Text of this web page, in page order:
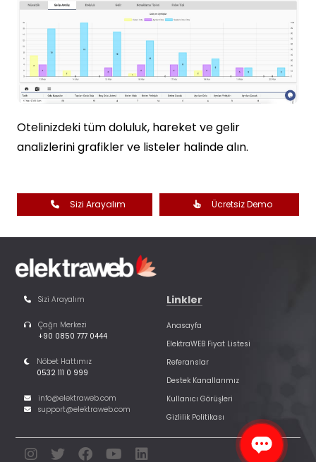
Otelinizdeki tüm doluluk, hareket ve gelir
analizlerini grafikler ve listeler halinde alın.
Sizi Arayalım Ücretsiz Demo
Sizi Arayalım
Çağrı Merkezi
+90 0850 777 0444
Nöbet Hattımız
0532 111 0 999
info@elektraweb.com
support@elektraweb.com
Linkler
Anasayfa
ElektraWEB Fiyat Listesi
Referanslar
Destek Kanallarımız
Kullanıcı Görüşleri
Gizlilik Politikası